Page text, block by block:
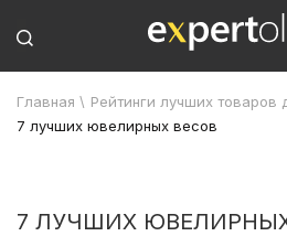
Главная \ Рейтинги лучших товаров
7 лучших ювелирных весов
7 ЛУЧШИХ